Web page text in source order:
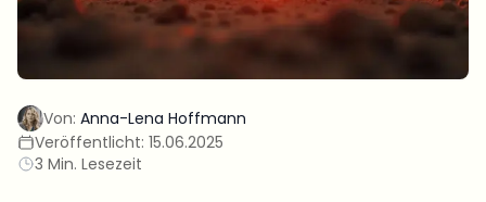
Von: Anna-Lena Hoffmann
Veröffentlicht: 15.06.2025
3 Min. Lesezeit